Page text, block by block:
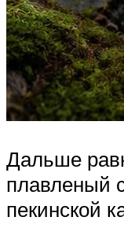
Дальше
плавленый
пекинской